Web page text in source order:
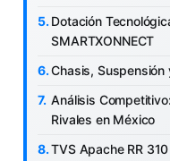
Dotación
SMARTXONNECT
Chasis,
Análisis
Rivales en México
TVS Apache RR